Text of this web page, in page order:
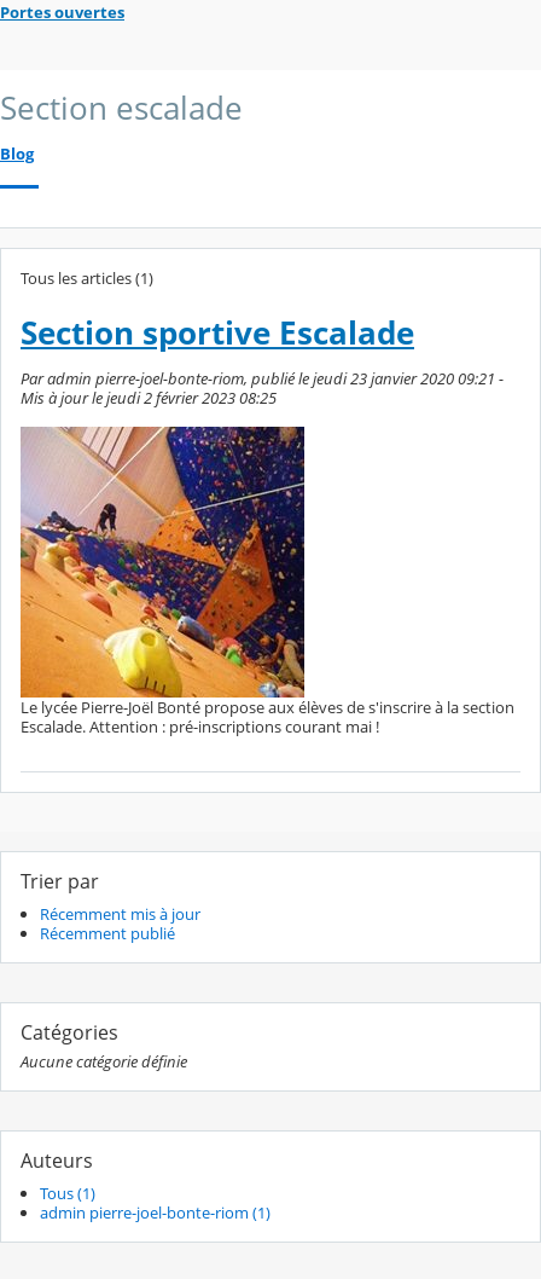
Portes ouvertes
Section escalade
Blog
Tous les articles (1)
Section sportive Escalade
Par admin pierre-joel-bonte-riom, publié le jeudi 23 janvier 2020 09:21 -
Mis à jour le jeudi 2 février 2023 08:25
Le lycée Pierre-Joël Bonté propose aux élèves de s'inscrire à la section
Escalade. Attention : pré-inscriptions courant mai !
Trier par
Récemment mis à jour
Récemment publié
Catégories
Aucune catégorie définie
Auteurs
Tous (1)
admin pierre-joel-bonte-riom (1)